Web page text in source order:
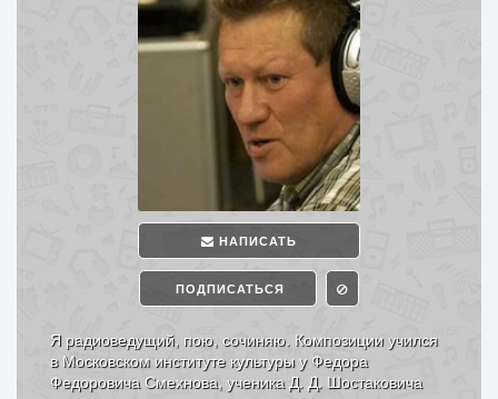
НАПИСАТЬ
ПОДПИСАТЬСЯ
Я радиоведущий, пою, сочиняю. Композиции учился
в Московском институте культуры у Федора
Федоровича Смехнова, ученика Д. Д. Шостаковича